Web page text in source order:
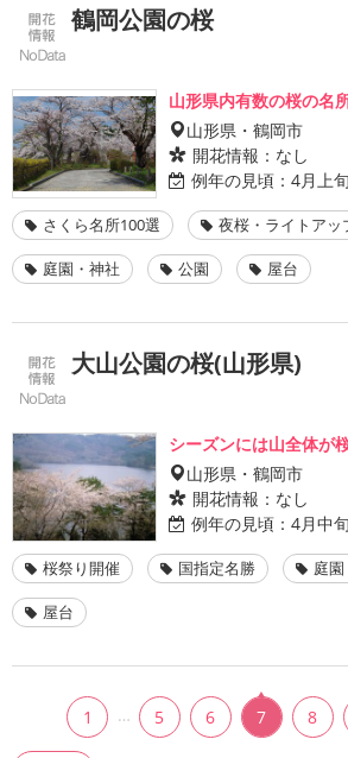
鶴岡公園の桜
山形県内有数の桜の名
山形県・鶴岡市
開花情報： なし
例年の見頃： 4月上
さくら名所100選 夜桜・ライトアッ
庭園・神社 公園 屋台
大山公園の桜(山形県)
シーズンには山全体が
山形県・鶴岡市
開花情報： なし
例年の見頃： 4月中
桜祭り開催 国指定名勝 庭
屋台
1 … 5 6 7 8